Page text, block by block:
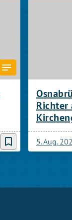
bookmark_border
Richter
5. Aug.